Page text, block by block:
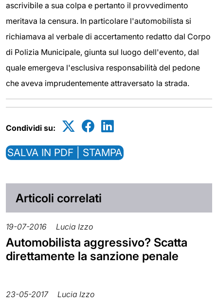
ascrivibile a sua colpa e pertanto il provvedimento
meritava la censura. In particolare l'automobilista si
richiamava al verbale di accertamento redatto dal Corpo
di Polizia Municipale, giunta sul luogo dell'evento, dal
quale emergeva l'esclusiva responsabilità del pedone
che aveva imprudentemente attraversato la strada.
Condividi su:
SALVA IN PDF | STAMPA
Articoli correlati
19-07-2016 Lucia Izzo
Automobilista aggressivo? Scatta
direttamente la sanzione penale
23-05-2017 Lucia Izzo